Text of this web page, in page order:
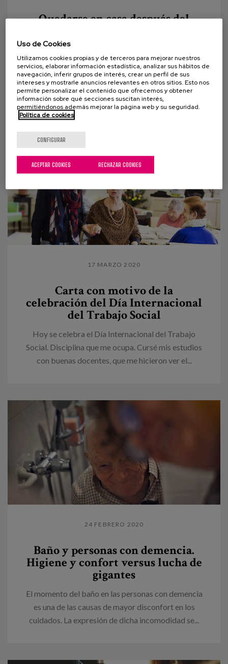
Quedarse en casa después del
para las personas que viven en
residencias
Vivimos tiempos de incertidumbre en el ámbito del
envejecimiento. En esta pandemia que nos invade las
personas mayores han cobrado...
17 MARZO 2020
Carta con motivo de la
celebración del Día Internacional
del Trabajo Social
Hoy se celebra el Día Internacional del Trabajo
Social. Disciplina que me ocupa. Cursé mis estudios
con buenas docentes, que me hicieron ver el...
24 FEBRERO 2020
Baño y personas con demencia.
Higiene y confort versus lucha de
gigantes
El momento del baño en las personas con demencia
es una de las causas de mayor disconfort en los
cuidados. La expresión de dicha incomodidad se...
Uso de Cookies
Utilizamos cookies propias y de terceros para mejorar nuestros
servicios, elaborar información estadística, analizar sus hábitos de
navegación, inferir grupos de interés, crear un perfil de sus
intereses y mostrarle anuncios relevantes en otros sitios. Esto nos
permite personalizar el contenido que ofrecemos y obtener
información sobre qué secciones suscitan interés,
permitiéndonos además mejorar la página web y su seguridad.
Política de cookies
CONFIGURAR
RECHAZAR COOKIES
ACEPTAR COOKIES